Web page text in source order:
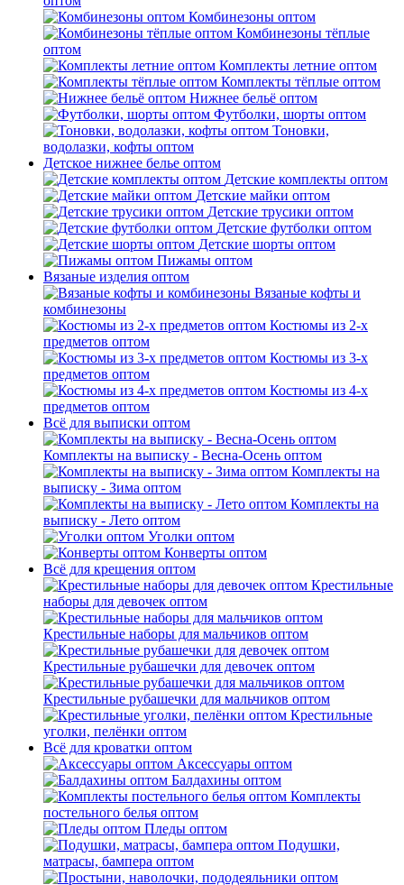
Комбинезоны оптом
Комбинезоны тёплые
оптом
Комплекты летние оптом
Комплекты тёплые оптом
Нижнее бельё оптом
Футболки, шорты оптом
Тоновки,
водолазки, кофты оптом
Детское нижнее белье оптом
Детские комплекты оптом
Детские майки оптом
Детские трусики оптом
Детские футболки оптом
Детские шорты оптом
Пижамы оптом
Вязаные изделия оптом
Вязаные кофты и
комбинезоны
Костюмы из 2-х
предметов оптом
Костюмы из 3-х
предметов оптом
Костюмы из 4-х
предметов оптом
Всё для выписки оптом
Комплекты на выписку - Весна-Осень оптом
Комплекты на
выписку - Зима оптом
Комплекты на
выписку - Лето оптом
Уголки оптом
Конверты оптом
Всё для крещения оптом
Крестильные
наборы для девочек оптом
Крестильные наборы для мальчиков оптом
Крестильные рубашечки для девочек оптом
Крестильные рубашечки для мальчиков оптом
Крестильные
уголки, пелёнки оптом
Всё для кроватки оптом
Аксессуары оптом
Балдахины оптом
Комплекты
постельного белья оптом
Пледы оптом
Подушки,
матрасы, бампера оптом